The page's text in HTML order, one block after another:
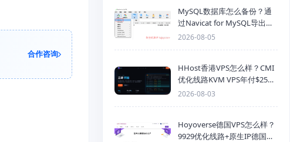
合作咨询
MySQL数据库怎么备份？通
过Navicat for MySQL导出
Mysql数据库为SQL格式备份
2026-08-05
HHost香港VPS怎么样？CMI
优化线路KVM VPS年付$25
起，4GB内存优惠套餐
2026-08-03
Hoyoverse德国VPS怎么样？
9929优化线路+原生IP德国